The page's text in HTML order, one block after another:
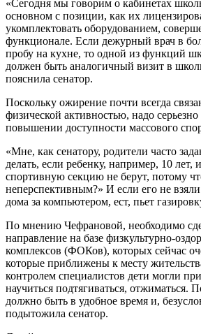
«Сегодня мы говорим о кабинетах
основном с позиции, как их
укомплектовать оборудованием,
функционале. Если дежурный врач в
пробу на кухне, то одной из функций
должен быть аналогичный визит в
пояснила сенатор.
Поскольку ожирение почти всегда
физической активностью, надо серьезно
повышении доступности массового
«Мне, как сенатору, родители часто
делать, если ребенку, например, 10
спортивную секцию не берут, потому
неперспективным?» И если его не
дома за компьютером, ест, пьет
По мнению Чефрановой, необходимо
направление на базе физкультурно-
комплексов (ФОКов), которых сейчас
которые приближены к месту
контролем специалистов дети могли
научиться подтягиваться,
должно быть в удобное время и,
подытожила сенатор.